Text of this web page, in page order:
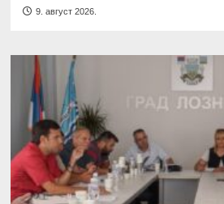
9. август 2026.